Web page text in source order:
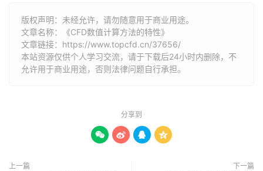
版权声明：未经允许，请勿随意用于商业用途。
文章名称：《CFD数值计算方法的特性》
文章链接： https://www.topcfd.cn/37656/
本站资源仅供个人学习交流，请于下载后24小时内删除，不
允许用于商业用途，否则法律问题自行承担。
分享到
   
上一篇 下一篇